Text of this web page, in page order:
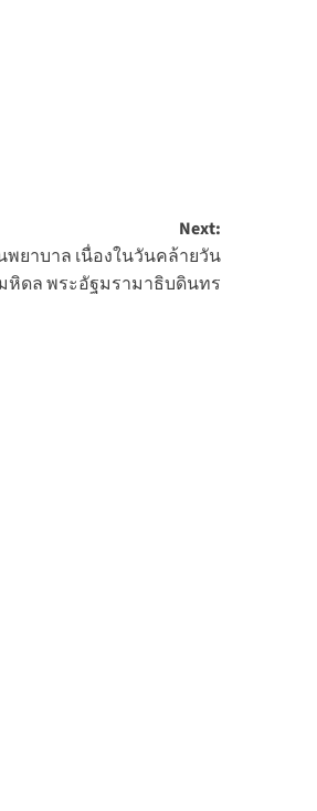
Next:
ยาบาล เนื่องในวันคล้ายวัน
หิดล พระอัฐมรามาธิบดินทร